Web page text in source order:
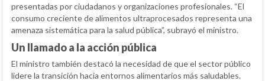
presentadas por ciudadanos y organizaciones profesionales. “El
consumo creciente de alimentos ultraprocesados representa una
amenaza sistemática para la salud pública”, subrayó el ministro.
Un llamado a la acción pública
El ministro también destacó la necesidad de que el sector público
lidere la transición hacia entornos alimentarios más saludables.